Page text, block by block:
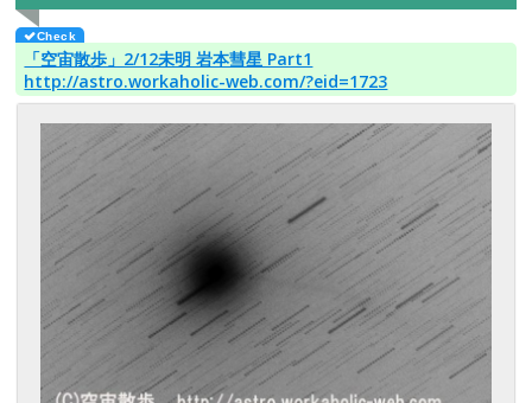
「空宙散歩」2/12未明 岩本彗星 Part1
http://astro.workaholic-web.com/?eid=1723